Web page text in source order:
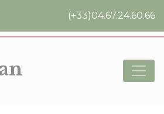
(+33)04.67.24.60.66